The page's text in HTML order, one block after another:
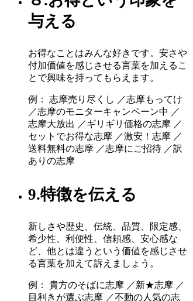
与える
お得なことはみんな好きです。安さや
付加価値を感じさせる言葉を加えるこ
とで興味を持ってもらえます。
例： 志摩売り尽くし ／志摩もってけ
／志摩のモニターキャンペーン中 ／
志摩大放出 ／ギリギリ価格の志摩 ／
セットでお得な志摩 ／激安！志摩 ／
送料無料の志摩 ／志摩にご招待 ／訳
ありの志摩
9.特徴を伝える
新しさや歴史、伝統、品質、限定感、
希少性、利便性、信頼感、安心感な
ど、他とは違うという価値を感じさせ
る言葉を加えて訴えましょう。
例： 貴方のそばに志摩 ／新★志摩 ／
目利きが選ぶ志摩 ／不動の人気の志